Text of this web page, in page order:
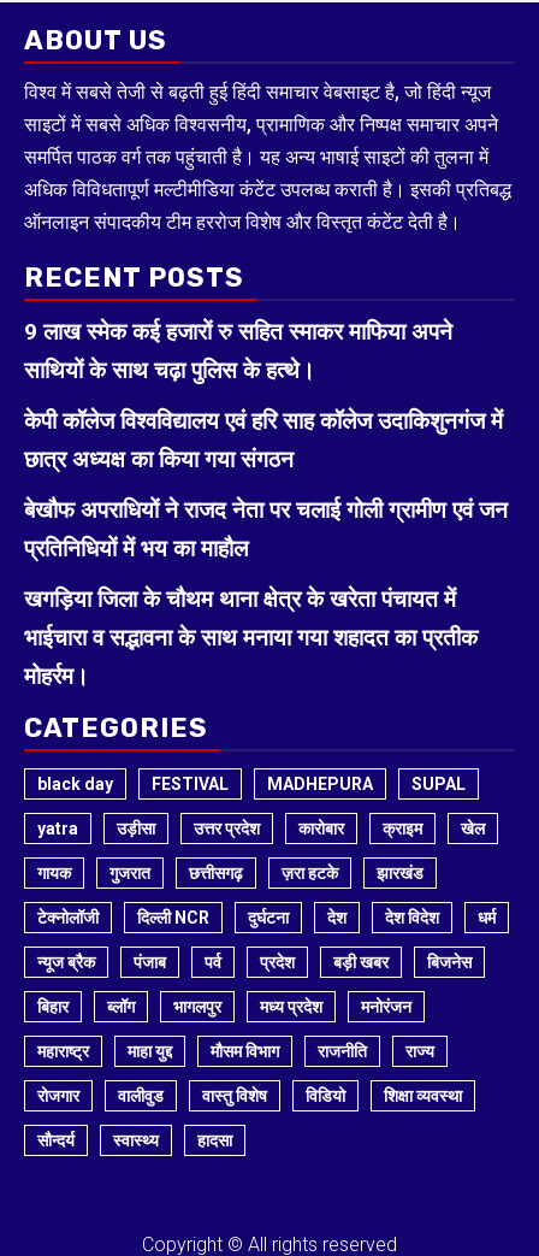
ABOUT US
विश्व में सबसे तेजी से बढ़ती हुई हिंदी समाचार वेबसाइट है, जो हिंदी न्यूज
साइटों में सबसे अधिक विश्वसनीय, प्रामाणिक और निष्पक्ष समाचार अपने
समर्पित पाठक वर्ग तक पहुंचाती है। यह अन्य भाषाई साइटों की तुलना में
अधिक विविधतापूर्ण मल्टीमीडिया कंटेंट उपलब्ध कराती है। इसकी प्रतिबद्ध
ऑनलाइन संपादकीय टीम हररोज विशेष और विस्तृत कंटेंट देती है।
RECENT POSTS
9 लाख स्मेक कई हजारों रु सहित स्माकर माफिया अपने
साथियों के साथ चढ़ा पुलिस के हत्थे।
केपी कॉलेज विश्वविद्यालय एवं हरि साह कॉलेज उदाकिशुनगंज में
छात्र अध्यक्ष का किया गया संगठन
बेखौफ अपराधियों ने राजद नेता पर चलाई गोली ग्रामीण एवं जन
प्रतिनिधियों में भय का माहौल
खगड़िया जिला के चौथम थाना क्षेत्र के खरेता पंचायत में
भाईचारा व सद्भावना के साथ मनाया गया शहादत का प्रतीक
मोहर्रम।
CATEGORIES
black day FESTIVAL MADHEPURA SUPAL
yatra उड़ीसा उत्तर प्रदेश कारोबार क्राइम खेल
गायक गुजरात छत्तीसगढ़ ज़रा हटके झारखंड
टेक्नोलॉजी दिल्ली NCR दुर्घटना देश देश विदेश धर्म
न्यूज ब्रैक पंजाब पर्व प्रदेश बड़ी खबर बिजनेस
बिहार ब्लॉग भागलपुर मध्य प्रदेश मनोरंजन
महाराष्ट्र माहा युद्द मौसम विभाग राजनीति राज्य
रोजगार वालीवुड वास्तु विशेष विडियो शिक्षा व्यवस्था
सौन्दर्य स्वास्थ्य हादसा
Copyright © All rights reserved